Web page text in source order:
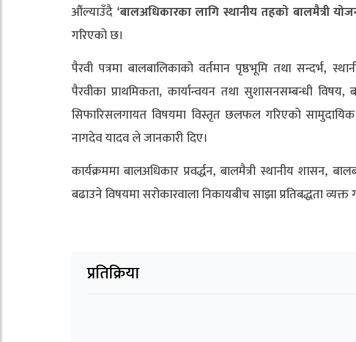
औंल्याउँदै ‘बालअधिकारकालागि स्थानीय तहको बालमैत्री
गरिएको छ।
पैरवी पत्रमा बालबालिकाको वर्तमान पृष्ठभूमि तथा सन्दर्भ,
पैरवीका प्राथमिकता, कार्यान्वयन तथा सुशासनसम्बन्धी विषय,
सिफारिसलगायत विषयमा विस्तृत छलफल गरिएको सामुदायिक
नागदेव यादव ले जानकारी दिए।
कार्यक्रममा बालअधिकार प्रवर्द्धन, बालमैत्री स्थानीय शासन,
बढाउने विषयमा सरोकारवाला निकायबीच साझा प्रतिबद्धता व्यक्त
प्रतिक्रिया